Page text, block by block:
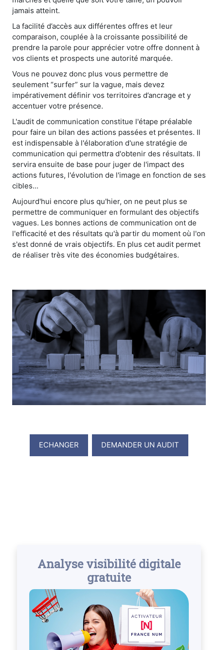
jamais atteint.
La facilité d’accès aux différentes offres et leur
comparaison, couplée à la croissante possibilité de
prendre la parole pour apprécier votre offre donnent à
vos clients et prospects une autorité marquée.
Vous ne pouvez donc plus vous permettre de
seulement “surfer” sur la vague, mais devez
impérativement définir vos territoires d’ancrage et y
accentuer votre présence.
L'audit de communication constitue l'étape préalable
pour faire un bilan des actions passées et présentes. Il
est indispensable à l'élaboration d'une stratégie de
communication qui permettra d'obtenir des résultats. Il
servira ensuite de base pour juger de l'impact des
actions futures, l'évolution de l'image en fonction de ses
cibles...
Aujourd'hui encore plus qu'hier, on ne peut plus se
permettre de communiquer en formulant des objectifs
vagues. Les bonnes actions de communication ont de
l'efficacité et des résultats qu'à partir du moment où l'on
s'est donné de vrais objectifs. En plus cet audit permet
de réaliser très vite des économies budgétaires.
ECHANGER DEMANDER UN AUDIT
Analyse visibilité digitale
gratuite